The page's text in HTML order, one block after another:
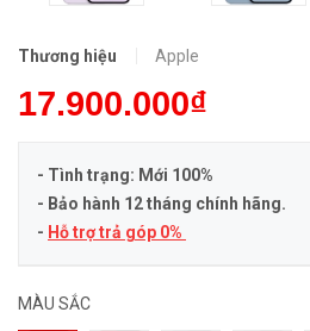
Thương hiệu Apple
17.900.000₫
- Tình trạng: Mới 100%
- Bảo hành 12 tháng chính hãng.
- Hỗ trợ trả góp 0%
MÀU SẮC